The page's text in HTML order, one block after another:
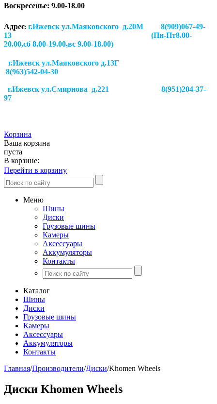
Воскресенье: 9.00-18.00
Адрес: г.Ижевск ул.Маяковского д.20М 8(909)067-49-
13 (Пн-Пт8.00-
20.00,сб 8.00-19.00,вс 9.00-18.00)
г.Ижевск ул.Маяковского д.13Г
8(963)542-04-30
г.Ижевск ул.Смирнова д.221
8(951)204-37-
97
Корзина
Ваша корзина
пуста
В корзине:
Перейти в корзину
Меню
Шины
Диски
Грузовые шины
Камеры
Аксессуары
Аккумуляторы
Контакты
Каталог
Шины
Диски
Грузовые шины
Камеры
Аксессуары
Аккумуляторы
Контакты
Главная/Производители/Диски/Khomen Wheels
Диски Khomen Wheels